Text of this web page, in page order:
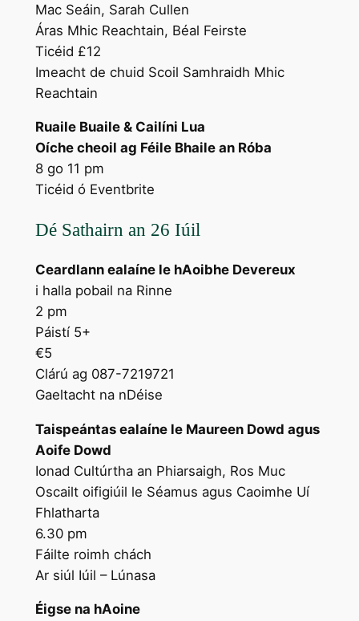
Mac Seáin, Sarah Cullen
Áras Mhic Reachtain, Béal Feirste
Ticéid £12
Imeacht de chuid Scoil Samhraidh Mhic
Reachtain
Ruaile Buaile & Cailíni Lua
Oíche cheoil ag Féile Bhaile an Róba
8 go 11 pm
Ticéid ó Eventbrite
Dé Sathairn an 26 Iúil
Ceardlann ealaíne le hAoibhe Devereux
i halla pobail na Rinne
2 pm
Páistí 5+
€5
Clárú ag 087-7219721
Gaeltacht na nDéise
Taispeántas ealaíne le Maureen Dowd agus
Aoife Dowd
Ionad Cultúrtha an Phiarsaigh, Ros Muc
Oscailt oifigiúil le Séamus agus Caoimhe Uí
Fhlatharta
6.30 pm
Fáilte roimh chách
Ar siúl Iúil – Lúnasa
Éigse na hAoine